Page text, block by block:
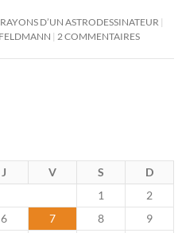
D’UN ASTRODESSINATEUR
2 COMMENTAIRES
J V S
D
1
2
6 7 8
9